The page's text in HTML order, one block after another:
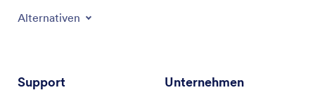
Alternativen
Support Unternehmen